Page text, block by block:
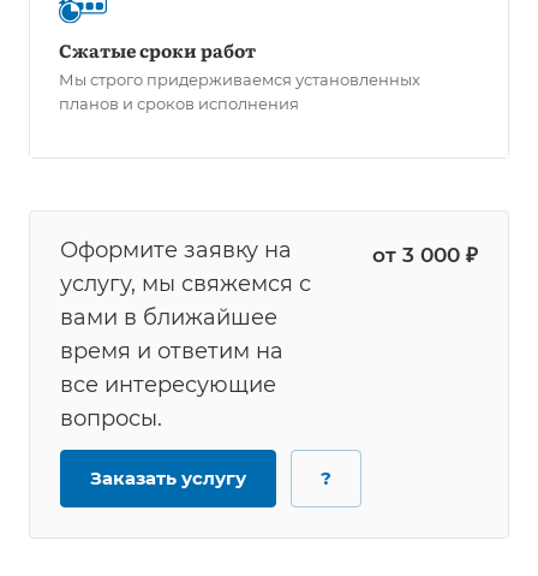
Сжатые сроки работ
Мы строго придерживаемся установленных
планов и сроков исполнения
Оформите заявку на
услугу, мы свяжемся с
вами в ближайшее
время и ответим на
все интересующие
вопросы.
от 3 000 ₽
Заказать услугу ?